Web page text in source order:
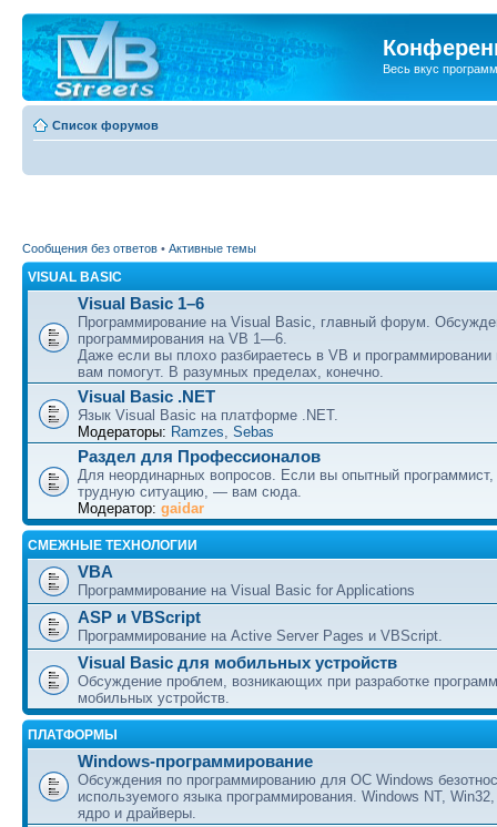
Весь вкус
Список форумов
Сообщения без ответов • Активные темы
VISUAL BASIC
Visual Basic 1–6
Программирование на Visual Basic, главный форум.
программирования на VB 1—6.
Даже если вы плохо разбираетесь в VB и
вам помогут. В разумных пределах, конечно.
Visual Basic .NET
Язык Visual Basic на платформе .NET.
Модераторы: Ramzes, Sebas
Раздел для Профессионалов
Для неординарных вопросов. Если вы опытный
трудную ситуацию, — вам сюда.
Модератор: gaidar
СМЕЖНЫЕ ТЕХНОЛОГИИ
VBA
Программирование на Visual Basic for Applications
ASP и VBScript
Программирование на Active Server Pages и VBScript.
Visual Basic для мобильных устройств
Обсуждение проблем, возникающих при разработке
мобильных устройств.
ПЛАТФОРМЫ
Windows-программирование
Обсуждения по программированию для ОС Windows
используемого языка программирования. Windows NT,
ядро и драйверы.